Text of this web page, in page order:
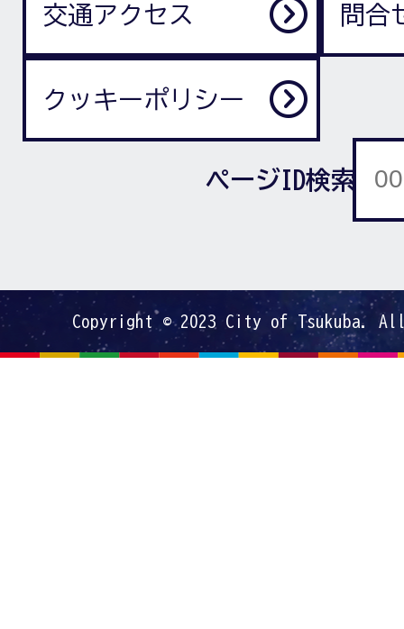
交通アクセス 問合
クッキーポリシー
ページID検索
Copyright © 2023 City of Tsukuba.